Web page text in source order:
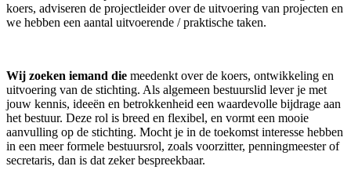
koers, adviseren de projectleider over de uitvoering van projecten en
we hebben een aantal uitvoerende / praktische taken.
Wij zoeken iemand die meedenkt over de koers, ontwikkeling en
uitvoering van de stichting. Als algemeen bestuurslid lever je met
jouw kennis, ideeën en betrokkenheid een waardevolle bijdrage aan
het bestuur. Deze rol is breed en flexibel, en vormt een mooie
aanvulling op de stichting. Mocht je in de toekomst interesse hebben
in een meer formele bestuursrol, zoals voorzitter, penningmeester of
secretaris, dan is dat zeker bespreekbaar.